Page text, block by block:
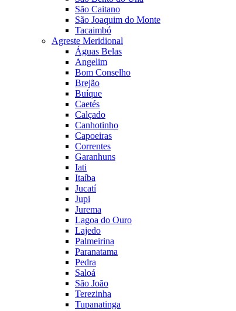
São Caitano
São Joaquim do Monte
Tacaimbó
Agreste Meridional
Águas Belas
Angelim
Bom Conselho
Brejão
Buíque
Caetés
Calçado
Canhotinho
Capoeiras
Correntes
Garanhuns
Iati
Itaíba
Jucatí
Jupi
Jurema
Lagoa do Ouro
Lajedo
Palmeirina
Paranatama
Pedra
Saloá
São João
Terezinha
Tupanatinga